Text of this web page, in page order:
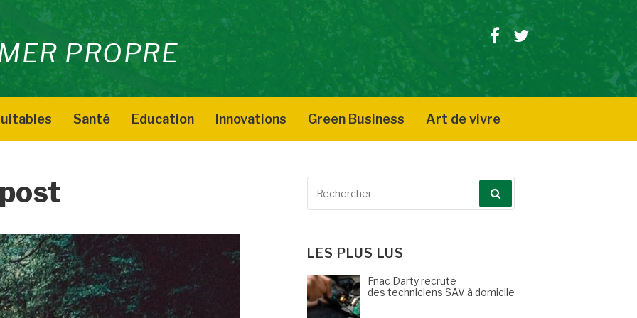
PROPRE
Facebook
Twitter
Santé Education Innovations Green Business Art de vivre
LES PLUS LUS
Fnac Darty recrute
des techniciens SAV à domicile